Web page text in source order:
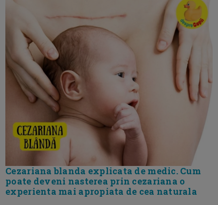
Cezariana blanda explicata de medic. Cum
poate deveni nasterea prin cezariana o
experienta mai apropiata de cea naturala